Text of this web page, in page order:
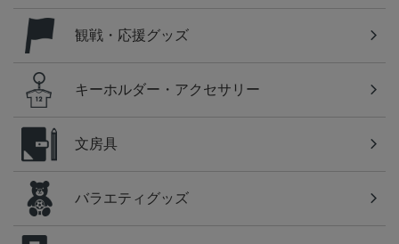
観戦・応援グッズ
キーホルダー・アクセサリー
文房具
バラエティグッズ